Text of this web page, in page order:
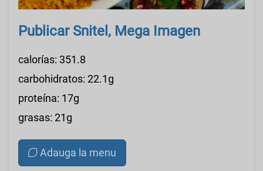
Publicar Snitel, Mega Imagen
calorías: 351.8
carbohidratos: 22.1g
proteína: 17g
grasas: 21g
Adauga la menu